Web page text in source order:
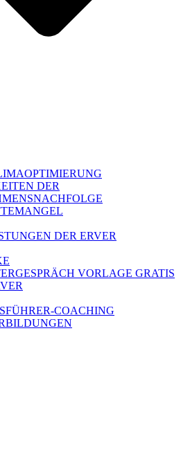
DER
DER ERVER
VORLAGE GRATIS
COACHING